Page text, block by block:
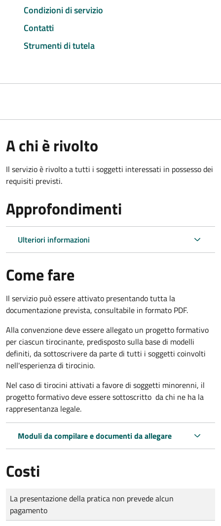
Condizioni di servizio
Contatti
Strumenti di tutela
A chi è rivolto
Il servizio è rivolto a tutti i soggetti interessati in possesso dei
requisiti previsti.
Approfondimenti
Ulteriori informazioni
Come fare
Il servizio può essere attivato presentando tutta la
documentazione prevista, consultabile in formato PDF.
Alla convenzione deve essere allegato un progetto formativo
per ciascun tirocinante, predisposto sulla base di modelli
definiti, da sottoscrivere da parte di tutti i soggetti coinvolti
nell'esperienza di tirocinio.
Nel caso di tirocini attivati a favore di soggetti minorenni, il
progetto formativo deve essere sottoscritto da chi ne ha la
rappresentanza legale.
Moduli da compilare e documenti da allegare
Costi
Tipo di pagamento
Importo
La presentazione della pratica non prevede alcun
pagamento